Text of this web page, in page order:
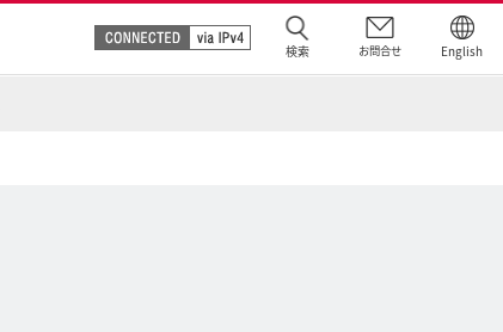
検索 お問合せ English